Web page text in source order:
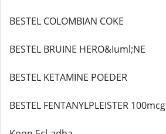
BESTEL COLOMBIAN COKE
BESTEL BRUINE HERO&Iuml;NE
BESTEL KETAMINE POEDER
BESTEL FENTANYLPLEISTER 100mcg